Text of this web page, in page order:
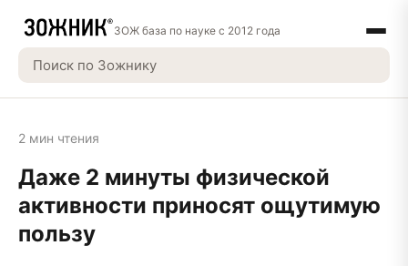
ЗОЖ база по науке с 2012 года
2 мин чтения
Даже 2 минуты физической
активности приносят ощутимую
пользу